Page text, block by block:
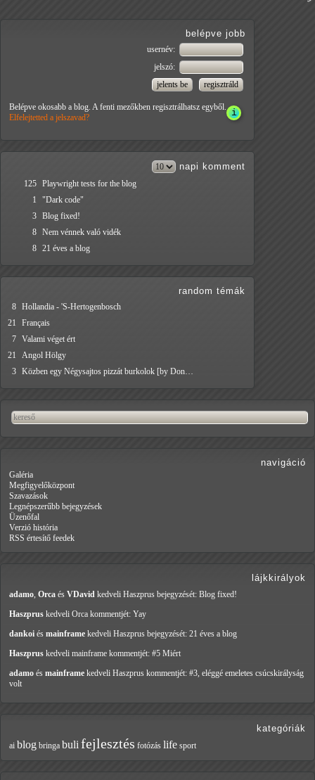
belépve jobb
usernév:
jelszó:
Belépve okosabb a blog. A fenti mezőkben regisztrálhatsz egyből.
Elfelejtetted a jelszavad?
napi komment
125 Playwright tests for the blog
1
"Dark code"
3 Blog fixed!
8 Nem vénnek való vidék
8 21 éves a blog
random témák
8 Hollandia - 'S-Hertogenbosch
21
Français
7 Valami véget ért
21
Angol Hölgy
3 Közben egy Négysajtos pizzát burkolok [by Don…
navigáció
Galéria
Megfigyelőközpont
Szavazások
Legnépszerűbb bejegyzések
Üzenőfal
Verzió história
RSS értesítő feedek
lájkkirályok
adamo, Orca és VDavid kedveli Haszprus bejegyzését: Blog fixed!
Haszprus kedveli Orca kommentjét: Yay
dankoi és mainframe kedveli Haszprus bejegyzését: 21 éves a blog
Haszprus kedveli mainframe kommentjét: #5 Miért
adamo és mainframe kedveli Haszprus kommentjét: #3, eléggé emeletes csúcskirályság
volt
kategóriák
ai blog bringa buli fejlesztés fotózás life sport